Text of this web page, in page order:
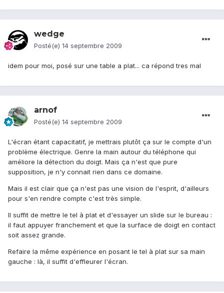
wedge
Posté(e) 14 septembre 2009
idem pour moi, posé sur une table a plat... ca répond tres mal
arnof
Posté(e) 14 septembre 2009
L'écran étant capacitatif, je mettrais plutôt ça sur le compte d'un
problème électrique. Genre la main autour du téléphone qui
améliore la détection du doigt. Mais ça n'est que pure
supposition, je n'y connait rien dans ce domaine.
Mais il est clair que ça n'est pas une vision de l'esprit, d'ailleurs
pour s'en rendre compte c'est très simple.
Il suffit de mettre le tel à plat et d'essayer un slide sur le bureau :
il faut appuyer franchement et que la surface de doigt en contact
soit assez grande.
Refaire la même expérience en posant le tel à plat sur sa main
gauche : là, il suffit d'effleurer l'écran.